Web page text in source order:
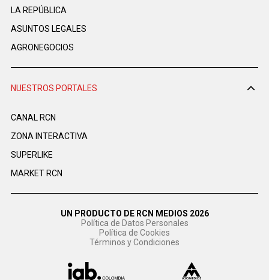
LA REPÚBLICA
ASUNTOS LEGALES
AGRONEGOCIOS
NUESTROS PORTALES
CANAL RCN
ZONA INTERACTIVA
SUPERLIKE
MARKET RCN
UN PRODUCTO DE RCN MEDIOS 2026
Política de Datos Personales
Política de Cookies
Términos y Condiciones